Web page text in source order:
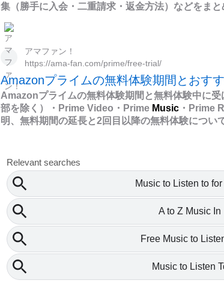
集（勝手に入会・二重請求・返金方法）などをまと
アマファン！
https://ama-fan.com/prime/free-trial/
Amazonプライムの無料体験期間とおす
Amazonプライムの無料体験期間と無料体験中に
部を除く）・Prime Video・Prime Music ・Prime
明、無料期間の延長と2回目以降の無料体験につい